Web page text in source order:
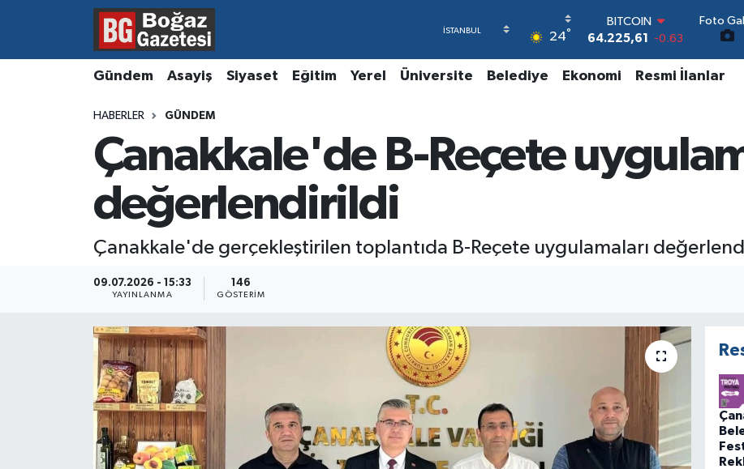
24°
64.225,61
-0.63
DOLAR
55,0317
-0.02
6574.81
BİST100
Foto
Gündem Asayiş Siyaset Eğitim Yerel Üniversite Belediye Ekonomi Resmi İlanlar
HABERLER GÜNDEM
Çanakkale'de B-Reçete
değerlendirildi
Çanakkale'de gerçekleştirilen toplantıda B-Reçete uygulamaları
09.07.2026 - 15:33
YAYINLANMA
146
GÖSTERIM
Asayiş
Ekonomi
Hava Durumu
Süper Lig Puan Durumu ve Fikstür
Tüm Manşetler
Son Dakika Haberleri